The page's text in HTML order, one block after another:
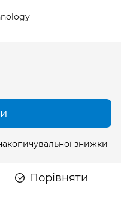
знижки
Порівняти